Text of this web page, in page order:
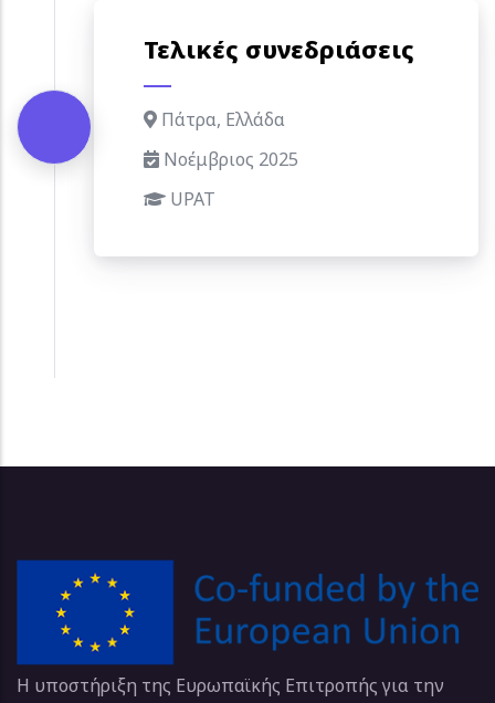
Τελικές συνεδριάσεις
Πάτρα, Ελλάδα
Νοέμβριος 2025
UPAT
Η υποστήριξη της Ευρωπαϊκής Επιτροπής για την